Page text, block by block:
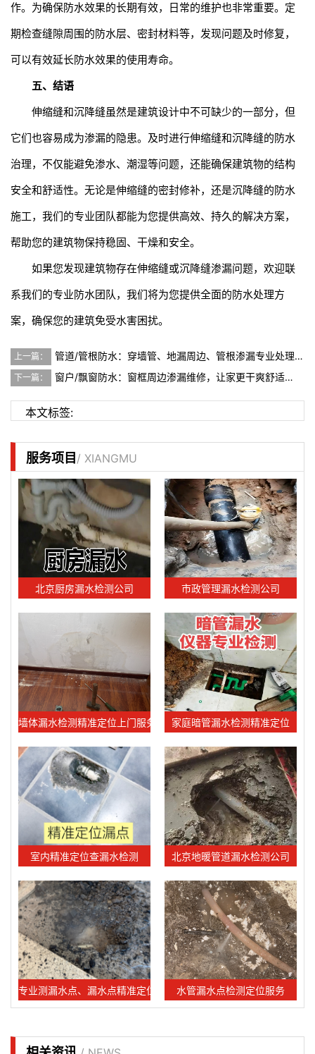
作。为确保防水效果的长期有效，日常的维护也非常重要。定
期检查缝隙周围的防水层、密封材料等，发现问题及时修复，
可以有效延长防水效果的使用寿命。
五、结语
伸缩缝和沉降缝虽然是建筑设计中不可缺少的一部分，但
它们也容易成为渗漏的隐患。及时进行伸缩缝和沉降缝的防水
治理，不仅能避免渗水、潮湿等问题，还能确保建筑物的结构
安全和舒适性。无论是伸缩缝的密封修补，还是沉降缝的防水
施工，我们的专业团队都能为您提供高效、持久的解决方案，
帮助您的建筑物保持稳固、干燥和安全。
如果您发现建筑物存在伸缩缝或沉降缝渗漏问题，欢迎联
系我们的专业防水团队，我们将为您提供全面的防水处理方
案，确保您的建筑免受水害困扰。
上一篇： 管道/管根防水：穿墙管、地漏周边、管根渗漏专业处理…
下一篇： 窗户/飘窗防水：窗框周边渗漏维修，让家更干爽舒适…
本文标签:
服务项目 / XIANGMU
北京厨房漏水检测公司 市政管理漏水检测公司
墙体漏水检测精准定位上门服务 家庭暗管漏水检测精准定位
室内精准定位查漏水检测 北京地暖管道漏水检测公司
专业测漏水点、漏水点精准定位服务 水管漏水点检测定位服务